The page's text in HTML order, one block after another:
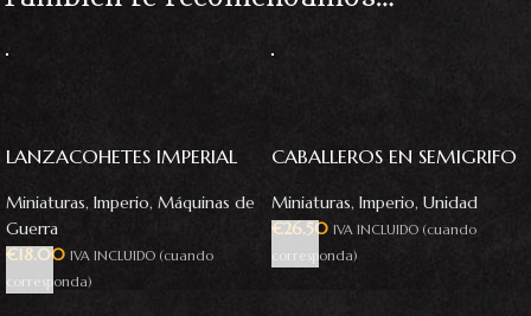
LANZACOHETES IMPERIAL
Miniaturas, Imperio, Máquinas de
Guerra
€18.00 IVA INCLUIDO (cuando
corresponda)
CABALLEROS EN SEMIGRIFO
Miniaturas, Imperio, Unidad
€26.50 IVA INCLUIDO (cuando
corresponda)